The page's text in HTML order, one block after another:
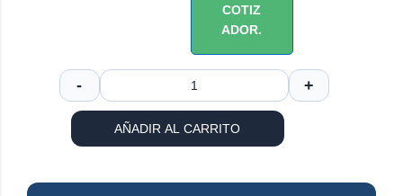
COTIZ
ADOR.
AÑADIR AL CARRITO